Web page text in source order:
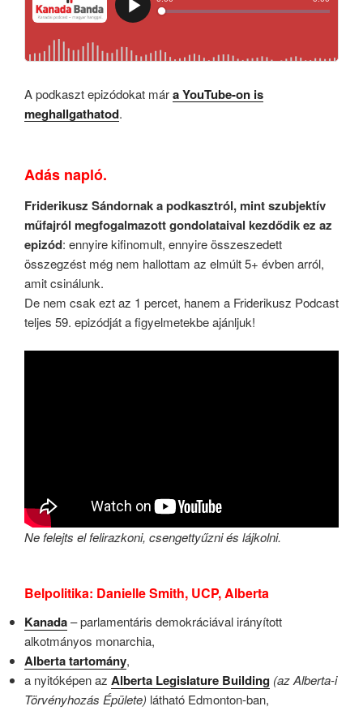
A podkaszt epizódokat mára YouTube-on is
meghallgathatod.
Adás napló.
Friderikusz Sándornak a podkasztról, mint szubjektív
műfajról megfogalmazott gondolataival kezdődik ez az
epizód: ennyire kifinomult, ennyire összeszedett
összegzést még nem hallottam az elmúlt 5+ évben arról,
amit csinálunk.
De nem csak ezt az 1 percet, hanem a Friderikusz Podcast
teljes 59. epizódját a figyelmetekbe ajánljuk!
Ne felejts el felirazkoni, csengettyűzni és lájkolni.
Belpolitika: Danielle Smith, UCP, Alberta
Kanada– parlamentáris demokráciával irányított
alkotmányos monarchia,
Alberta tartomány,
a nyitóképen az Alberta Legislature Building (az Alberta-i
Törvényhozás Épülete) látható Edmonton-ban,